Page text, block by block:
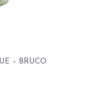
– BRUCO